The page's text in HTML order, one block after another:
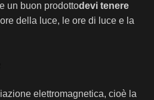
un buon prodottodevi tenere
della luce, le ore di luce e la
elettromagnetica, cioè la